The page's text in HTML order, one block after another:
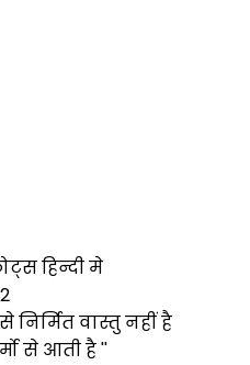
हिन्दी मे
2
निर्मित वास्तु नहीं है
से आती है ''